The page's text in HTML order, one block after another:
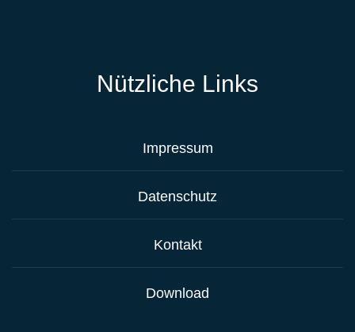
Nützliche Links
Impressum
Datenschutz
Kontakt
Download